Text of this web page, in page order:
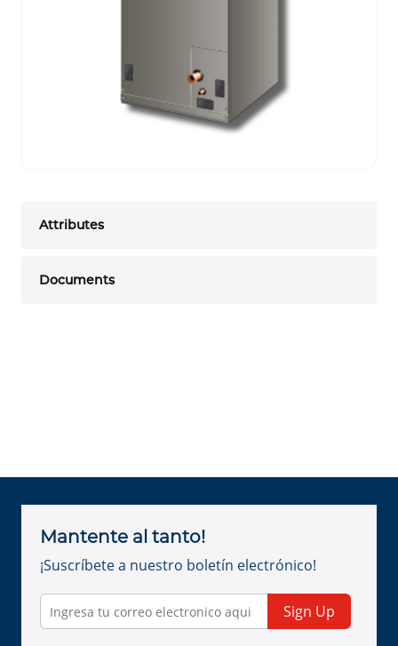
Attributes
Documents
Mantente al tanto!
¡Suscríbete a nuestro boletín electrónico!
Sign Up